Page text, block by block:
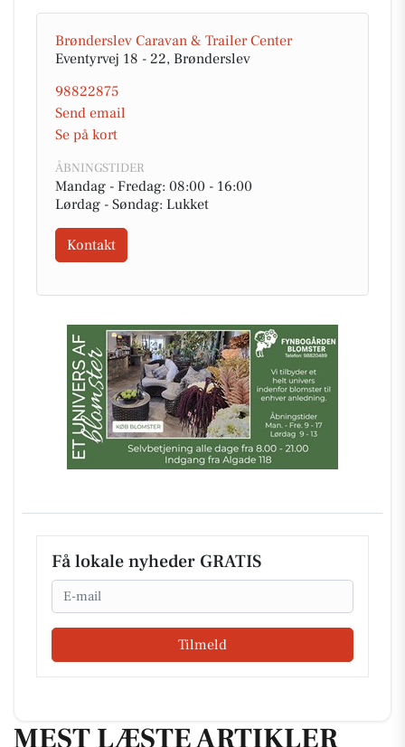
Brønderslev Caravan & Trailer Center
Eventyrvej 18 - 22, Brønderslev
98822875
Send email
Se på kort
ÅBNINGSTIDER
Mandag - Fredag: 08:00 - 16:00
Lørdag - Søndag: Lukket
Kontakt
Få lokale nyheder GRATIS
Email
Tilmeld
MEST LÆSTE ARTIKLER